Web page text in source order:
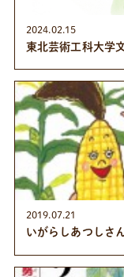
2024.02.15
東北芸術工科大学
2019.07.21
いがらしあつしさ